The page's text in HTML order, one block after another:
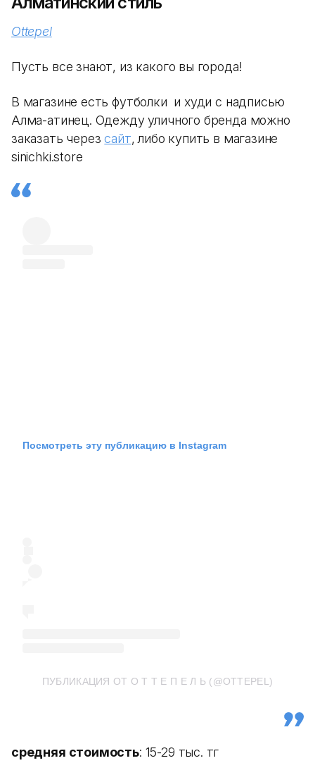
Ottepel
Пусть все знают, из какого вы города!
В магазине есть футболки и худи с надписью
Алма-атинец. Одежду уличного бренда можно
заказать черезсайт, либо купить в магазине
sinichki.store
Посмотреть эту публикацию в Instagram
ПУБЛИКАЦИЯ ОТ О Т Т Е П Е Л Ь (@OTTEPEL)
средняя стоимость: 15-29 тыс. тг